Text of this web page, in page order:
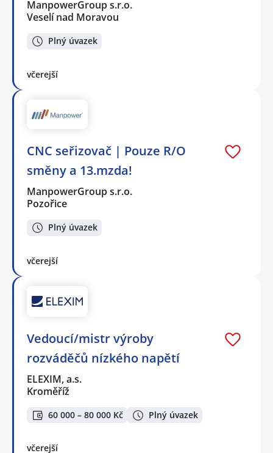
ManpowerGroup s.r.o.
Veselí nad Moravou
Plný úvazek
včerejší
CNC seřizovač | Pouze R/O
směny a 13.mzda!
ManpowerGroup s.r.o.
Pozořice
Plný úvazek
včerejší
Vedoucí/mistr výroby
rozváděčů nízkého napětí
ELEXIM, a.s.
Kroměříž
60 000 – 80 000 Kč Plný úvazek
včerejší